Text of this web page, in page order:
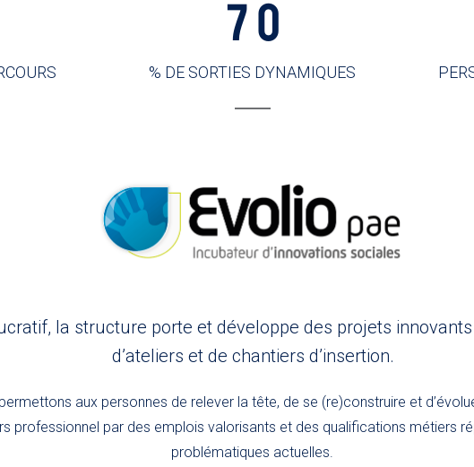
70
% DE SORTIES DYNAMIQUES
la structure porte et développe des projets
d’ateliers et de chantiers d’insertion.
aux personnes de relever la tête, de se (re)construire et
professionnel par des emplois valorisants et des qualifications métiers
problématiques actuelles.